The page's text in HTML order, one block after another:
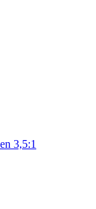
3,5:1